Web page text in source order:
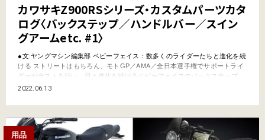
カワサキZ900RSシリーズ・カスタムパーツカタ
ログ〈バックステップ／ハンドルバー／スイン
グアームetc. #1〉
●文:ヤングマシン編集部 ベビーフェイス：数多くのライダーたちと進化を続
ける ストリートはもちろん、モトGP／AMA／全日本選手権でサポートライ
ダーがテストを行い、日々進化を続けるベビーフェイスのバックステップ。
ダブルベアリングの可動部で極めてスムーズな操作性と、バーエンドの盛り
を実現。Z900RS用は上方40/55mm／後方…
2022.06.13
用品